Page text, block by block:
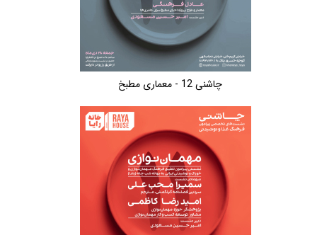
چاشنی 12 - معماری مطبخ